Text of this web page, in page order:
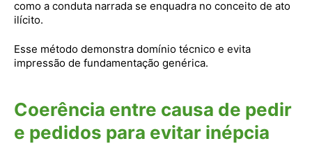
como a conduta narrada se enquadra no conceito de ato
ilícito.
Esse método demonstra domínio técnico e evita
impressão de fundamentação genérica.
Coerência entre causa de pedir
e pedidos para evitar inépcia